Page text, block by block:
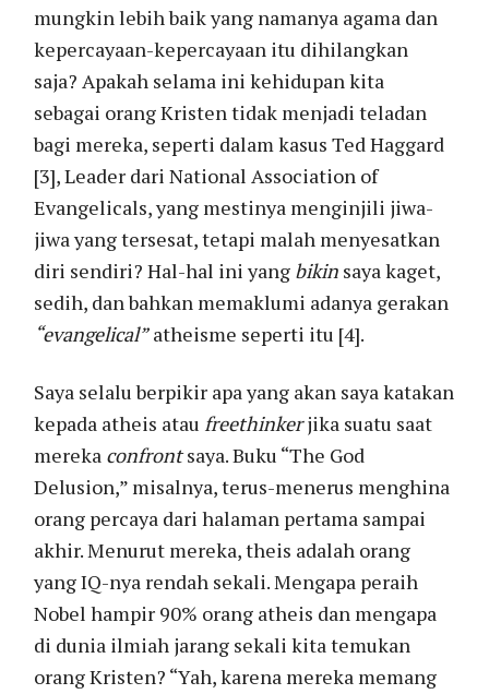
mungkin lebih baik yang namanya agama dan
kepercayaan-kepercayaan itu dihilangkan
saja? Apakah selama ini kehidupan kita
sebagai orang Kristen tidak menjadi teladan
bagi mereka, seperti dalam kasus Ted Haggard
[3], Leader dari National Association of
Evangelicals, yang mestinya menginjili jiwa-
jiwa yang tersesat, tetapi malah menyesatkan
diri sendiri? Hal-hal ini yang bikin saya kaget,
sedih, dan bahkan memaklumi adanya gerakan
“evangelical”atheisme seperti itu [4].
Saya selalu berpikir apa yang akan saya katakan
kepada atheis atau freethinkerjika suatu saat
mereka confrontsaya. Buku “The God
Delusion,” misalnya, terus-menerus menghina
orang percaya dari halaman pertama sampai
akhir. Menurut mereka, theis adalah orang
yang IQ-nya rendah sekali. Mengapa peraih
Nobel hampir 90% orang atheis dan mengapa
di dunia ilmiah jarang sekali kita temukan
orang Kristen? “Yah, karena mereka memang